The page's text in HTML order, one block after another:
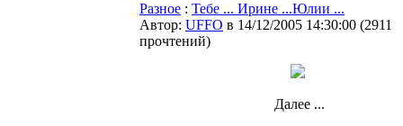
Разное : Тебе ... Ирине ...Юлии ...
Автор: UFFO в 14/12/2005 14:30:00 (2911
прочтений)
Далее ...